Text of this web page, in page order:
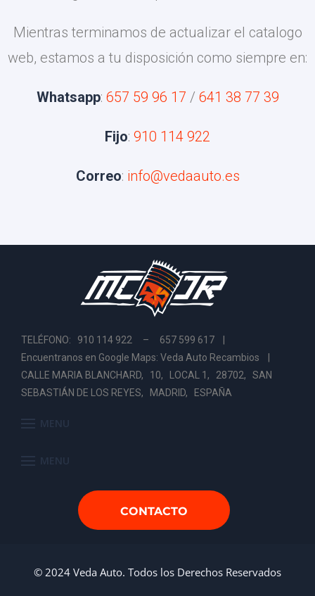
Mientras terminamos de actualizar el catalogo
web, estamos a tu disposición como siempre en:
Whatsapp: 657 59 96 17 / 641 38 77 39
Fijo: 910 114 922
Correo: info@vedaauto.es
TELÉFONO: 910 114 922 – 657 599 617 |
Encuentranos en Google Maps: Veda Auto Recambios
CALLE MARIA BLANCHARD, 10, LOCAL 1, 28702, SAN
SEBASTIÁN DE LOS REYES, MADRID, ESPAÑA
MENU
MENU
CONTACTO
© 2024 Veda Auto. Todos los Derechos Reservados